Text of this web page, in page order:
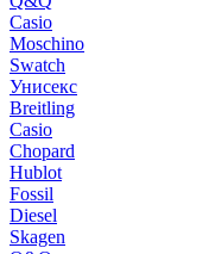
Casio
Moschino
Swatch
Унисекс
Breitling
Casio
Chopard
Hublot
Fossil
Diesel
Skagen